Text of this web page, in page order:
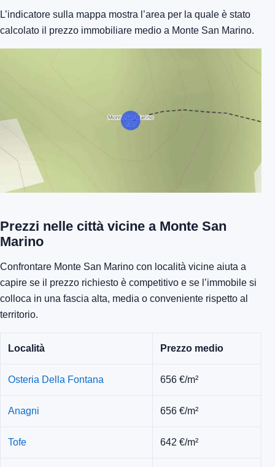
L’indicatore sulla mappa mostra l’area per la quale è stato
calcolato il prezzo immobiliare medio a Monte San Marino.
Prezzi nelle città vicine a Monte San
Marino
Confrontare Monte San Marino con località vicine aiuta a
capire se il prezzo richiesto è competitivo e se l’immobile si
colloca in una fascia alta, media o conveniente rispetto al
territorio.
Località Prezzo medio
Osteria Della Fontana 656 €/m²
Anagni 656 €/m²
Tofe 642 €/m²